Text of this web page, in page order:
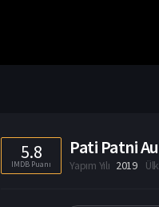
5.8
IMDB Puanı
Pati Patni
Yapım Yılı 2019